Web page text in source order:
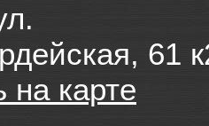
61
на карте